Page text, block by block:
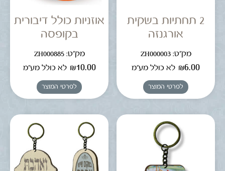
2 תחתיות בשקית
אורגנזה
מק"ט: ZH000003
₪6.00 לא כולל מע"מ
לפרטי המוצר
אוזניות כולל דיבורית
בקופסה
מק"ט: ZH000885
₪10.00 לא כולל מע"מ
לפרטי המוצר